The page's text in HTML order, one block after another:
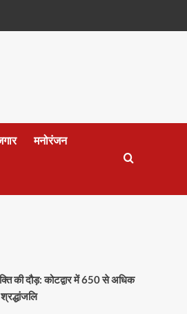
मनोरंजन
की दौड़: कोटद्वार में 650 से अधिक